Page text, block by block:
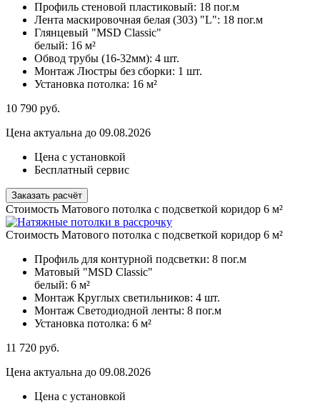
Профиль стеновой пластиковый: 18 пог.м
Лента маскировочная белая (303) "L": 18 пог.м
Глянцевый "MSD Classic"
белый: 16 м²
Обвод трубы (16-32мм): 4 шт.
Монтаж Люстры без сборки: 1 шт.
Установка потолка: 16 м²
10 790 руб.
Цена актуальна до 09.08.2026
Цена с установкой
Бесплатный сервис
Заказать расчёт
Стоимость Матового потолка с подсветкой коридор 6 м²
Стоимость Матового потолка с подсветкой коридор 6 м²
Профиль для контурной подсветки: 8 пог.м
Матовый "MSD Classic"
белый: 6 м²
Монтаж Круглых светильников: 4 шт.
Монтаж Светодиодной ленты: 8 пог.м
Установка потолка: 6 м²
11 720 руб.
Цена актуальна до 09.08.2026
Цена с установкой